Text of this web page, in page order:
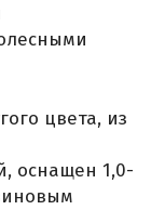
цвета, из
оснащен 1,0-